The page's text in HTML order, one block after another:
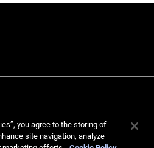
you agree to the storing of
site navigation, analyze